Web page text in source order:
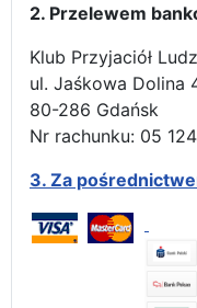
2. Przelewem
Klub Przyjaciół
ul. Jaśkowa Dolina
80-286 Gdańsk
Nr rachunku: 05
3. Za